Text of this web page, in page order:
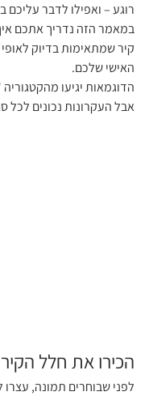
רוגע – ואפילו לדבר עליכם
במאמר הזה נדריך אתכם
קיר שמתאימות בדיוק לאופי
האישי שלכם.
הדוגמאות יגיעו מהקטגוריה
אבל העקרונות נכונים לכל
הכירו את חלל
לפני שבוחרים תמונה, עצרו